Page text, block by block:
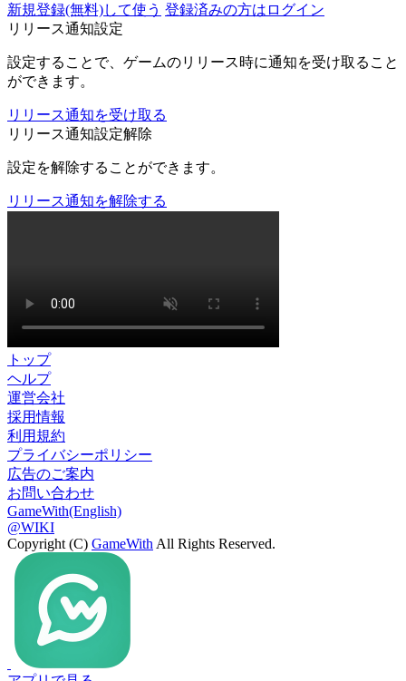
新規登録(無料)して使う 登録済みの方はログイン
リリース通知設定
設定することで、ゲームのリリース時に通知を受け取ること
ができます。
リリース通知を受け取る
リリース通知設定解除
設定を解除することができます。
リリース通知を解除する
トップ
ヘルプ
運営会社
採用情報
利用規約
プライバシーポリシー
広告のご案内
お問い合わせ
GameWith(English)
@WIKI
Copyright (C) GameWith All Rights Reserved.